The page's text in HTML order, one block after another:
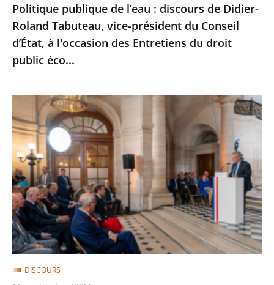
du
Conseil
d’État,
à
des
Entretiens
du
droit
public
éco...
Politique publique de l’eau : discours de Didier-
Roland Tabuteau, vice-président du Conseil
d’État, à l'occasion des Entretiens du droit
public éco...
Rentrée
2024
du
Conseil
d'État
:
discours
de
Didier-
Roland
Tabuteau,
DISCOURS